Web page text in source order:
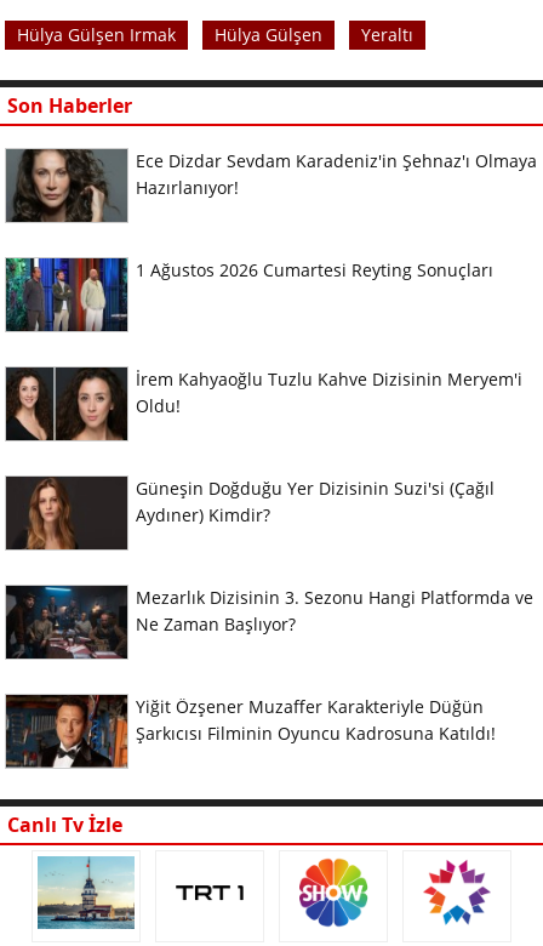
Hülya Gülşen Irmak Hülya Gülşen Yeraltı
Son Haberler
Ece Dizdar Sevdam Karadeniz'in Şehnaz'ı Olmaya
Hazırlanıyor!
1 Ağustos 2026 Cumartesi Reyting Sonuçları
İrem Kahyaoğlu Tuzlu Kahve Dizisinin Meryem'i
Oldu!
Güneşin Doğduğu Yer Dizisinin Suzi'si (Çağıl
Aydıner) Kimdir?
Mezarlık Dizisinin 3. Sezonu Hangi Platformda ve
Ne Zaman Başlıyor?
Yiğit Özşener Muzaffer Karakteriyle Düğün
Şarkıcısı Filminin Oyuncu Kadrosuna Katıldı!
Canlı Tv İzle